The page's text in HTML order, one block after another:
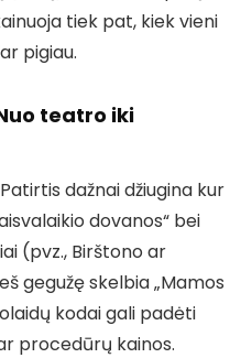
tiek pat, kiek vieni
pigiau.
teatro iki
dažnai džiugina kur
dovanos“ bei
(pvz., Birštono ar
gegužę skelbia „Mamos
kodai gali padėti
procedūrų kainos.